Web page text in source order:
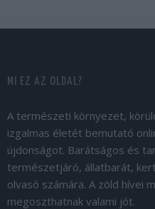
MI EZ AZ OLDAL?
A természeti környezet,
izgalmas életét bemutató
újdonságot. Barátságos és
természetjáró, állatbarát,
olvasó számára. A zöld hívei
megoszthatnak valami jót.